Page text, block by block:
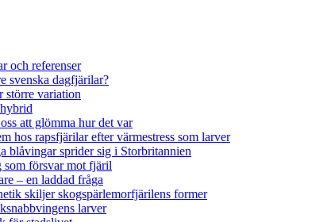
och referenser
svenska dagfjärilar?
större variation
att glömma hur det var
hos rapsfjärilar efter värmestress som larver
blåvingar sprider sig i Storbritannien
försvar mot fjäril
– en laddad fråga
skiljer skogspärlemorfjärilens former
larver